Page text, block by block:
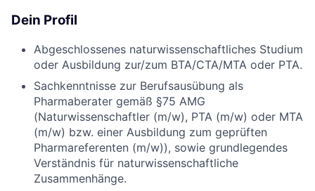
Dein Profil
Abgeschlossenes naturwissenschaftliches Studium
oder Ausbildung zur/zum BTA/CTA/MTA oder PTA.
Sachkenntnisse zur Berufsausübung als
Pharmaberater gemäß §75 AMG
(Naturwissenschaftler (m/w), PTA (m/w) oder MTA
(m/w) bzw. einer Ausbildung zum geprüften
Pharmareferenten (m/w)), sowie grundlegendes
Verständnis für naturwissen­schaftliche
Zusammenhänge.